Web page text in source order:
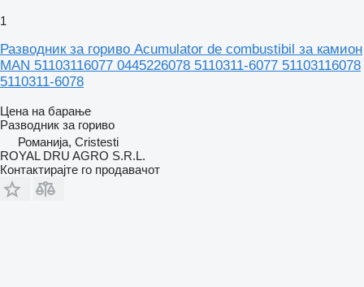
1
Разводник за гориво Acumulator de combustibil за камион
MAN 51103116077 0445226078 5110311-6077 51103116078
5110311-6078
Цена на барање
Разводник за гориво
Романија, Cristesti
ROYAL DRU AGRO S.R.L.
Контактирајте го продавачот